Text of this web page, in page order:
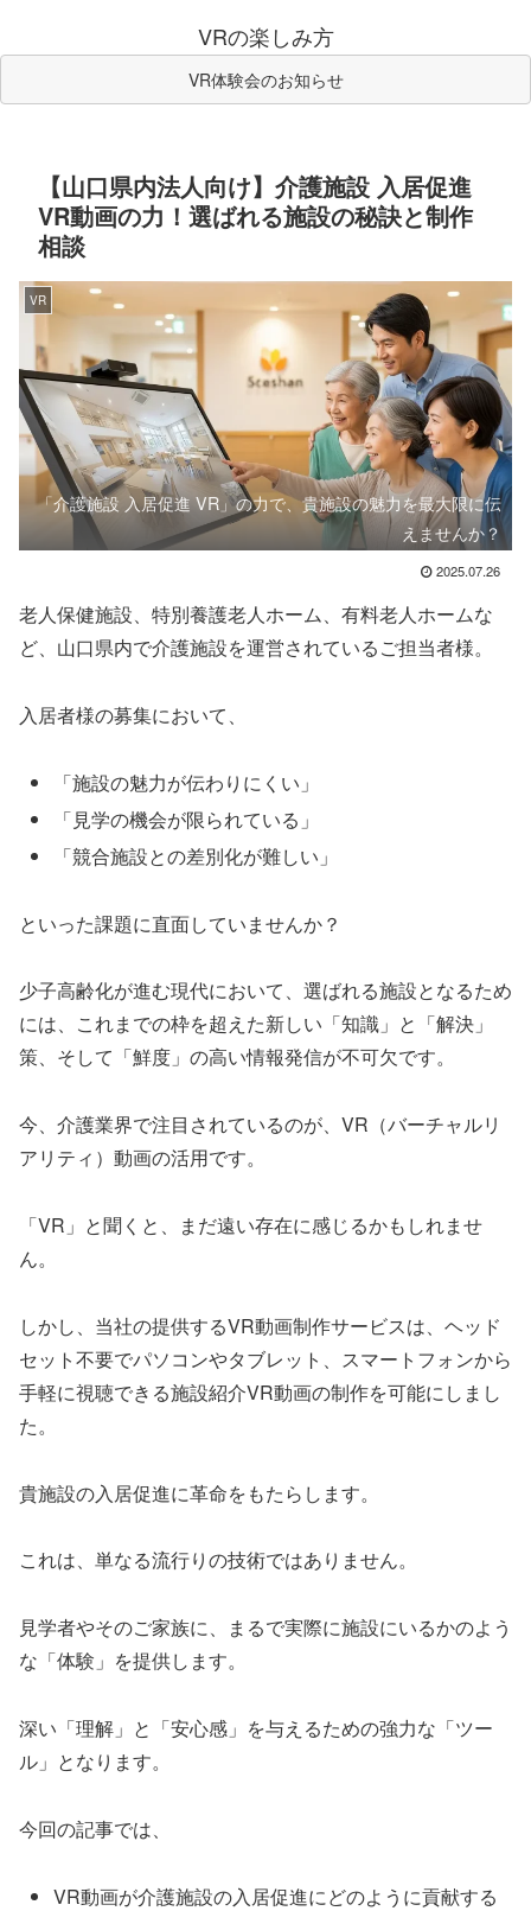
VRの楽しみ方
VR体験会のお知らせ
【山口県内法人向け】介護施設 入居促進
VR動画の力！選ばれる施設の秘訣と制作
相談
VR
「介護施設 入居促進 VR」の力で、貴施設の魅力を最大限に伝
えませんか？
2025.07.26
老人保健施設、特別養護老人ホーム、有料老人ホームな
ど、山口県内で介護施設を運営されているご担当者様。
入居者様の募集において、
「施設の魅力が伝わりにくい」
「見学の機会が限られている」
「競合施設との差別化が難しい」
といった課題に直面していませんか？
少子高齢化が進む現代において、選ばれる施設となるため
には、これまでの枠を超えた新しい「知識」と「解決」
策、そして「鮮度」の高い情報発信が不可欠です。
今、介護業界で注目されているのが、VR（バーチャルリ
アリティ）動画の活用です。
「VR」と聞くと、まだ遠い存在に感じるかもしれませ
ん。
しかし、当社の提供するVR動画制作サービスは、ヘッド
セット不要でパソコンやタブレット、スマートフォンから
手軽に視聴できる施設紹介VR動画の制作を可能にしまし
た。
貴施設の入居促進に革命をもたらします。
これは、単なる流行りの技術ではありません。
見学者やそのご家族に、まるで実際に施設にいるかのよう
な「体験」を提供します。
深い「理解」と「安心感」を与えるための強力な「ツー
ル」となります。
今回の記事では、
VR動画が介護施設の入居促進にどのように貢献する